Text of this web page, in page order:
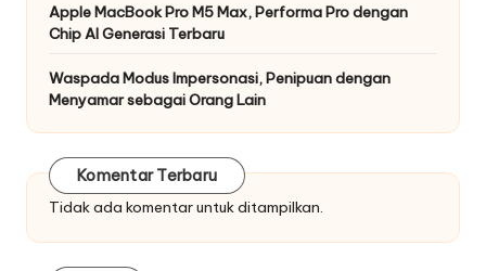
Apple MacBook Pro M5 Max, Performa Pro dengan
Chip AI Generasi Terbaru
Waspada Modus Impersonasi, Penipuan dengan
Menyamar sebagai Orang Lain
Komentar Terbaru
Tidak ada komentar untuk ditampilkan.